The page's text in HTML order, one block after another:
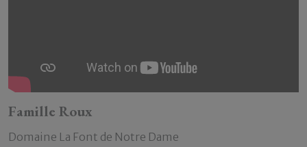
Famille Roux
Domaine La Font de Notre Dame